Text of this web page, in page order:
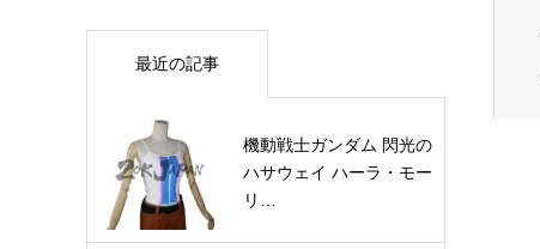
最近の記事
機動戦士ガンダム 閃光の
ハサウェイ ハーラ・モー
リ…